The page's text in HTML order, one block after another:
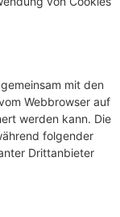
mit den
Webbrowser auf
werden kann. Die
folgender
Drittanbieter